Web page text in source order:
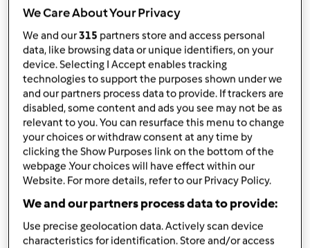
Testata ufficialmente
Bimby ® TM 31
daTeam Bimby
published: 28-05-2012
modificata: 13-10-2022
Aggiungi alle mie raccolte
condividi la ricetta
We Care About Your Privacy
We and our315 partners store and access personal
data, like browsing data or unique identifiers, on your
device. Selecting I Accept enables tracking
technologies to support the purposes shown under we
and our partners process data to provide. If trackers are
disabled, some content and ads you see may not be as
relevant to you. You can resurface this menu to change
your choices or withdraw consent at any time by
clicking the Show Purposes link on the bottom of the
webpage .Your choices will have effect within our
Website. For more details, refer to our Privacy Policy.
We and our partners process data to provide:
Use precise geolocation data. Actively scan device
characteristics for identification. Store and/or access